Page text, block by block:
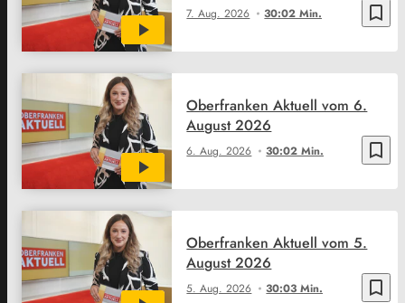
bookmark_border
7. Aug. 2026 30:02 Min.
bookmark_border
6. Aug. 2026 30:02 Min.
Oberfranken Aktuell vom 6.
August 2026
bookmark_border
5. Aug. 2026 30:03 Min.
Oberfranken Aktuell vom 5.
August 2026